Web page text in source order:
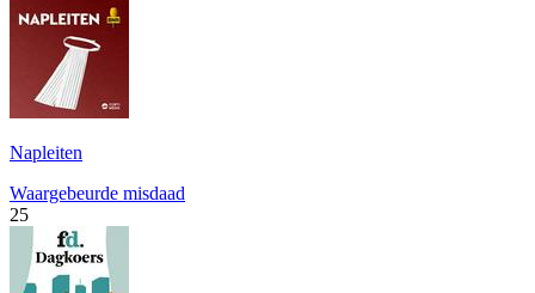
Napleiten
Waargebeurde misdaad
25